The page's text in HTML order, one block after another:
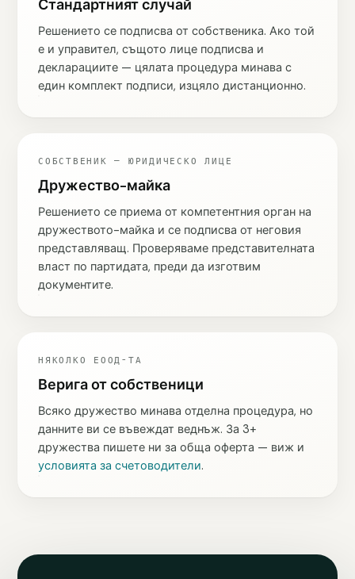
Стандартният случай
Решението се подписва от собственика. Ако той
е и управител, същото лице подписва и
декларациите — цялата процедура минава с
един комплект подписи, изцяло дистанционно.
СОБСТВЕНИК — ЮРИДИЧЕСКО ЛИЦЕ
Дружество-майка
Решението се приема от компетентния орган на
дружеството-майка и се подписва от неговия
представляващ. Проверяваме представителната
власт по партидата, преди да изготвим
документите.
НЯКОЛКО ЕООД-ТА
Верига от собственици
Всяко дружество минава отделна процедура, но
данните ви се въвеждат веднъж. За 3+
дружества пишете ни за обща оферта — виж и
условията за счетоводители.